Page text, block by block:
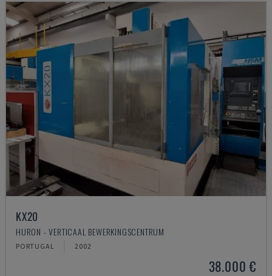
KX20
HURON - VERTICAAL BEWERKINGSCENTRUM
PORTUGAL 2002
38.000 €